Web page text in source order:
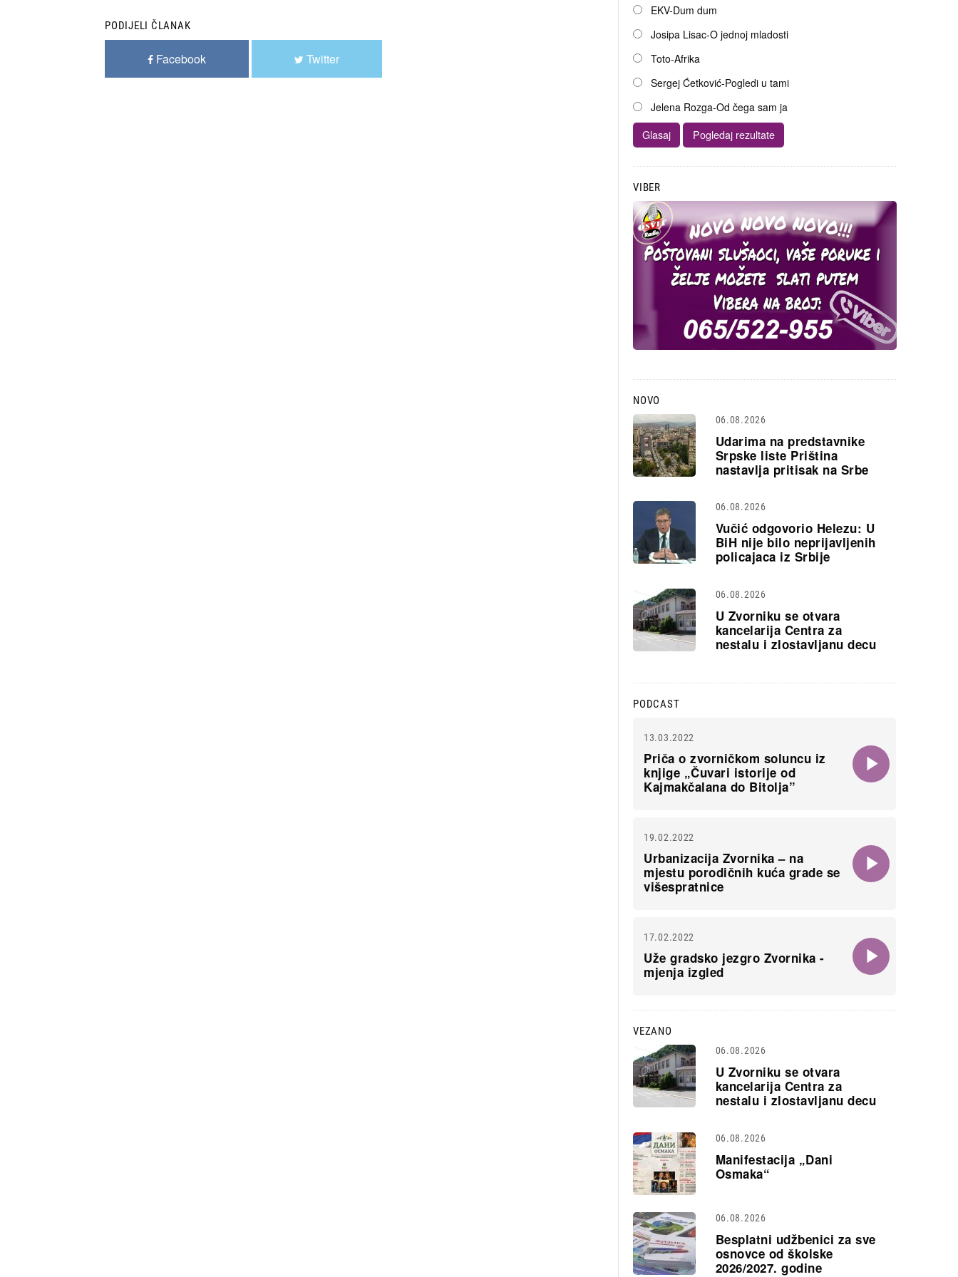
PODIJELI ČLANAK
Facebook Twitter
EKV-Dum dum
Josipa Lisac-O jednoj mladosti
Toto-Afrika
Sergej Ćetković-Pogledi u tami
Jelena Rozga-Od čega sam ja
VIBER
NOVO
06.08.2026
Udarima na predstavnike
Srpske liste Priština
nastavlja pritisak na Srbe
06.08.2026
Vučić odgovorio Helezu: U
BiH nije bilo neprijavljenih
policajaca iz Srbije
06.08.2026
U Zvorniku se otvara
kancelarija Centra za
nestalu i zlostavljanu decu
PODCAST
13.03.2022
Priča o zvorničkom soluncu iz
knjige „Čuvari istorije od
Kajmakčalana do Bitolja”
19.02.2022
Urbanizacija Zvornika – na
mjestu porodičnih kuća grade se
višespratnice
17.02.2022
Uže gradsko jezgro Zvornika -
mjenja izgled
VEZANO
06.08.2026
U Zvorniku se otvara
kancelarija Centra za
nestalu i zlostavljanu decu
06.08.2026
Manifestacija „Dani
Osmaka“
06.08.2026
Besplatni udžbenici za sve
osnovce od školske
2026/2027. godine